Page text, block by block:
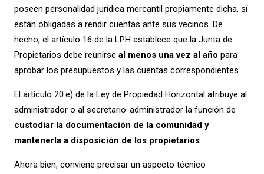
poseen personalidad jurídica mercantil propiamente dicha, sí
están obligadas a rendir cuentas ante sus vecinos. De
hecho, el artículo 16 de la LPH establece que la Junta de
Propietarios debe reunirse al menos una vez al año para
aprobar los presupuestos y las cuentas correspondientes.
El artículo 20.e) de la Ley de Propiedad Horizontal atribuye al
administrador o al secretario-administrador la función de
custodiar la documentación de la comunidad y
mantenerla a disposición de los propietarios.
Ahora bien, conviene precisar un aspecto técnico